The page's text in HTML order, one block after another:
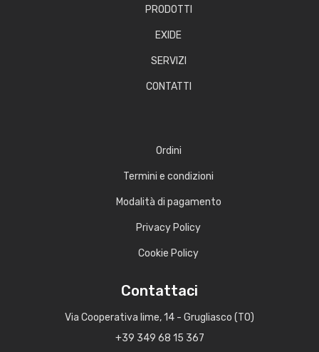
PRODOTTI
EXIDE
SERVIZI
CONTATTI
Ordini
Termini e condizioni
Modalità di pagamento
Privacy Policy
Cookie Policy
Contattaci
Via Cooperativa lime, 14 - Grugliasco (TO)
+39 349 68 15 367